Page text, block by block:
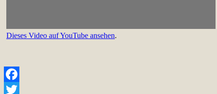
Dieses Video auf YouTube ansehen.
Facebook